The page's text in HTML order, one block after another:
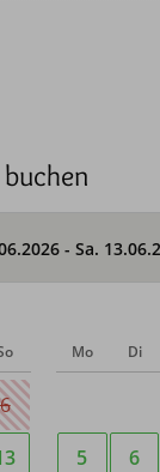
- Sa.
6
Mo Di
5
6